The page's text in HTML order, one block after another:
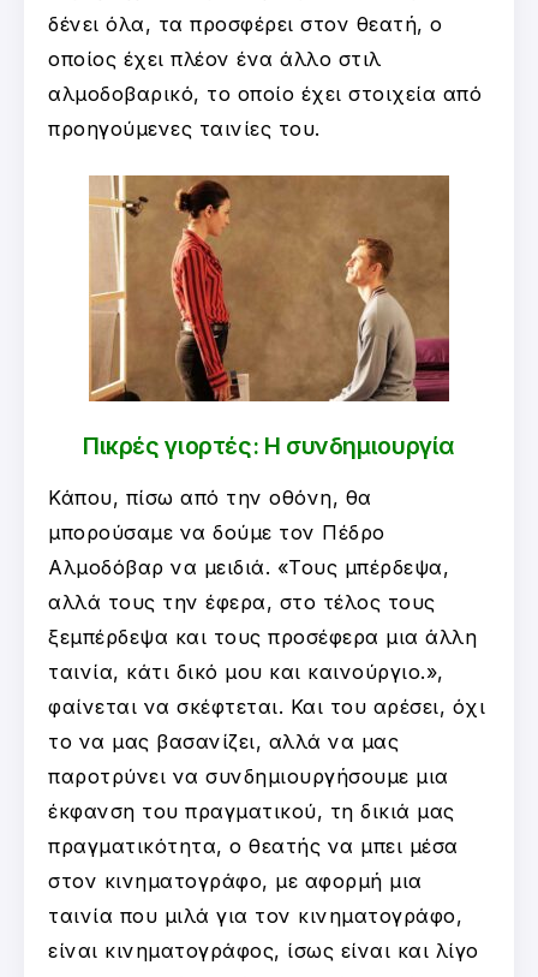
δένει όλα, τα προσφέρει στον θεατή, ο
οποίος έχει πλέον ένα άλλο στιλ
αλμοδοβαρικό, το οποίο έχει στοιχεία από
προηγούμενες ταινίες του.
Πικρές γιορτές: Η συνδημιουργία
Κάπου, πίσω από την οθόνη, θα
μπορούσαμε να δούμε τον Πέδρο
Αλμοδόβαρ να μειδιά. «Τους μπέρδεψα,
αλλά τους την έφερα, στο τέλος τους
ξεμπέρδεψα και τους προσέφερα μια άλλη
ταινία, κάτι δικό μου και καινούργιο.»,
φαίνεται να σκέφτεται. Και του αρέσει, όχι
το να μας βασανίζει, αλλά να μας
παροτρύνει να συνδημιουργήσουμε μια
έκφανση του πραγματικού, τη δικιά μας
πραγματικότητα, ο θεατής να μπει μέσα
στον κινηματογράφο, με αφορμή μια
ταινία που μιλά για τον κινηματογράφο,
είναι κινηματογράφος, ίσως είναι και λίγο